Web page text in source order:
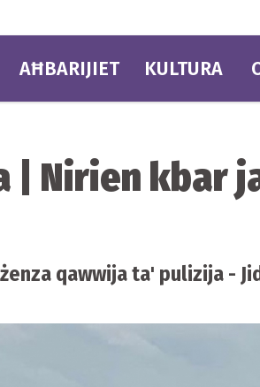
AĦBARIJIET KULTURA
| Nirien kbar
qawwija ta' pulizija -